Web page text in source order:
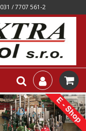
031 / 7707 561-2